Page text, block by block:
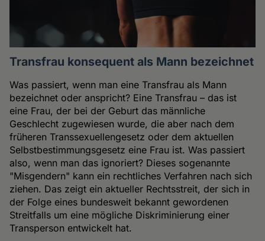
Transfrau konsequent als Mann bezeichnet
Was passiert, wenn man eine Transfrau als Mann
bezeichnet oder anspricht? Eine Transfrau – das ist
eine Frau, der bei der Geburt das männliche
Geschlecht zugewiesen wurde, die aber nach dem
früheren Transsexuellengesetz oder dem aktuellen
Selbstbestimmungsgesetz eine Frau ist. Was passiert
also, wenn man das ignoriert? Dieses sogenannte
"Misgendern" kann ein rechtliches Verfahren nach sich
ziehen. Das zeigt ein aktueller Rechtsstreit, der sich in
der Folge eines bundesweit bekannt gewordenen
Streitfalls um eine mögliche Diskriminierung einer
Transperson entwickelt hat.